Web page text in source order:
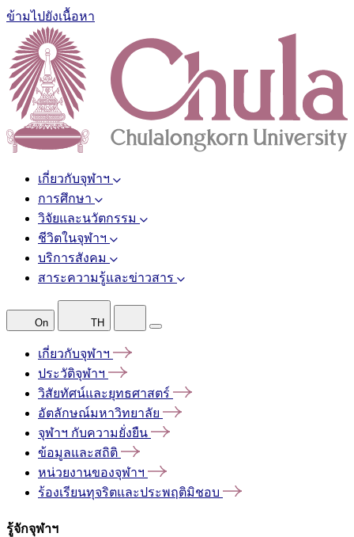
ข้ามไปยังเนื้อหา
เกี่ยวกับจุฬาฯ
การศึกษา
วิจัยและนวัตกรรม
ชีวิตในจุฬาฯ
บริการสังคม
สาระความรู้และข่าวสาร
On TH
เกี่ยวกับจุฬาฯ
ประวัติจุฬาฯ
วิสัยทัศน์และยุทธศาสตร์
อัตลักษณ์มหาวิทยาลัย
จุฬาฯ กับความยั่งยืน
ข้อมูลและสถิติ
หน่วยงานของจุฬาฯ
ร้องเรียนทุจริตและประพฤติมิชอบ
รู้จักจุฬาฯ